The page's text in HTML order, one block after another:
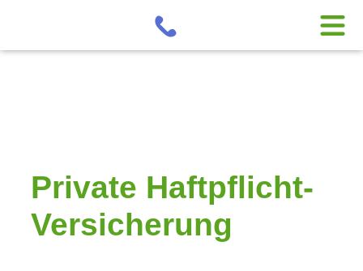
Private Haftpflicht-
Versicherung